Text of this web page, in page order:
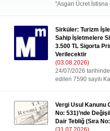
"Asgari Ücret İstisna
Sirküler: Turizm
Sahip İşletmelere
3.500 TL Sigorta
Verilecektir
(03.08.2026)
24/07/2026 tarihinde
edilen 7590 sayılı
Vergi Usul Kanunu
No: 531)’nde
Dair Tebliğ (Sıra
(31.07.2026)